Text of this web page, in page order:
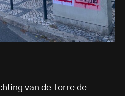
van de Torre de